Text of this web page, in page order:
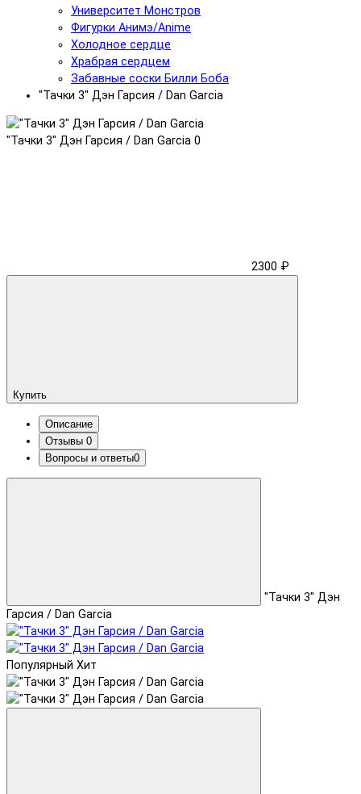
Университет Монстров
Фигурки Анимэ/Anime
Холодное сердце
Храбрая сердцем
Забавные соски Билли Боба
"Тачки 3" Дэн Гарсия / Dan Garcia
"Тачки 3" Дэн Гарсия / Dan Garcia 0
2300 ₽
Купить
Описание
Отзывы 0
Вопросы и ответы0
"Тачки 3" Дэн
Гарсия / Dan Garcia
Популярный Хит